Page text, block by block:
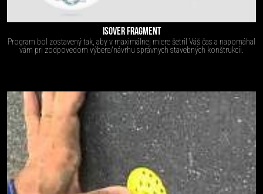
ISOVER FRAGMENT
Program bol zostavený tak, aby v maximálnej miere šetril Váš čas a napomáhal
vám pri zodpovedom výbere/návrhu správnych stavebných konštrukcii.